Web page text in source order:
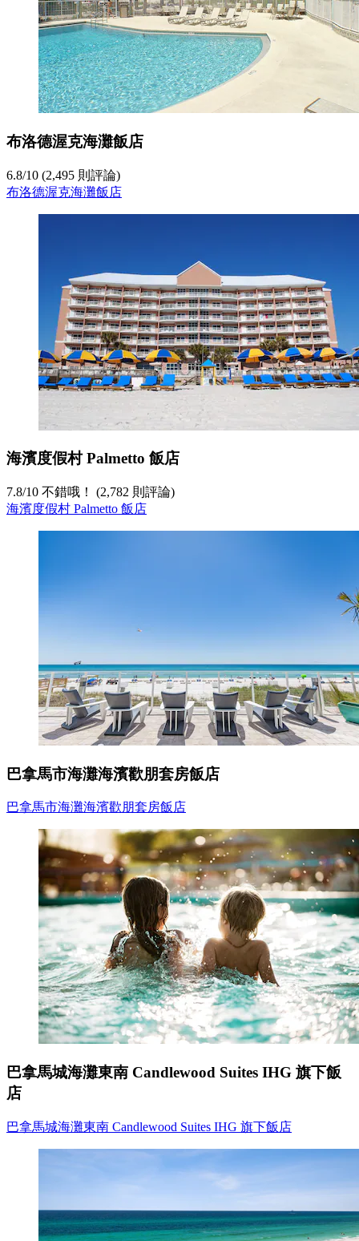
布洛德渥克海灘飯店
6.8/10 (2,495 則評論)
布洛德渥克海灘飯店
海濱度假村 Palmetto 飯店
7.8/10 不錯哦！ (2,782 則評論)
海濱度假村 Palmetto 飯店
巴拿馬市海灘海濱歡朋套房飯店
巴拿馬市海灘海濱歡朋套房飯店
巴拿馬城海灘東南 Candlewood Suites IHG 旗下飯
店
巴拿馬城海灘東南 Candlewood Suites IHG 旗下飯店